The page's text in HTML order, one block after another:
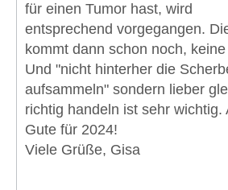
für einen Tumor hast, wird
entsprechend vorgegangen.
kommt dann schon noch,
Und "nicht hinterher die
aufsammeln" sondern lieber
richtig handeln ist sehr wichtig.
Gute für 2024!
Viele Grüße, Gisa